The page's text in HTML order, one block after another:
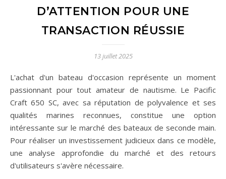
D’ATTENTION POUR UNE
TRANSACTION RÉUSSIE
13 juillet 2025
L'achat d'un bateau d'occasion représente un moment
passionnant pour tout amateur de nautisme. Le Pacific
Craft 650 SC, avec sa réputation de polyvalence et ses
qualités marines reconnues, constitue une option
intéressante sur le marché des bateaux de seconde main.
Pour réaliser un investissement judicieux dans ce modèle,
une analyse approfondie du marché et des retours
d'utilisateurs s'avère nécessaire.